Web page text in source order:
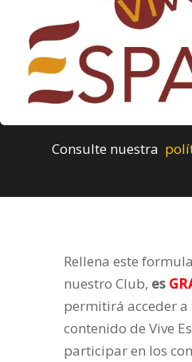
Consulte nuestra
Rellena este
nuestro Club, es
permitirá acceder a
contenido de Vive
participar en los